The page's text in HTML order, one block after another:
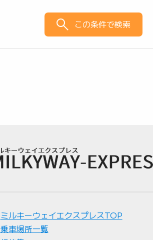
この条件で検索
ミルキーウェイエクスプレスTOP
乗車場所一覧